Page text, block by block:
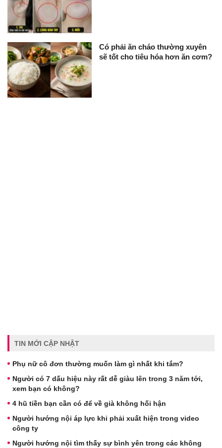
Có phải ăn cháo thường xuyên
sẽ tốt cho tiêu hóa hơn ăn cơm?
TIN MỚI CẬP NHẬT
Phụ nữ cô đơn thường muốn làm gì nhất khi tắm?
Người có 7 dấu hiệu này rất dễ giàu lên trong 3 năm tới,
xem bạn có không?
4 hũ tiền bạn cần có để về già không hối hận
Người hướng nội áp lực khi phải xuất hiện trong video
công ty
Người hướng nội tìm thấy sự bình yên trong các không